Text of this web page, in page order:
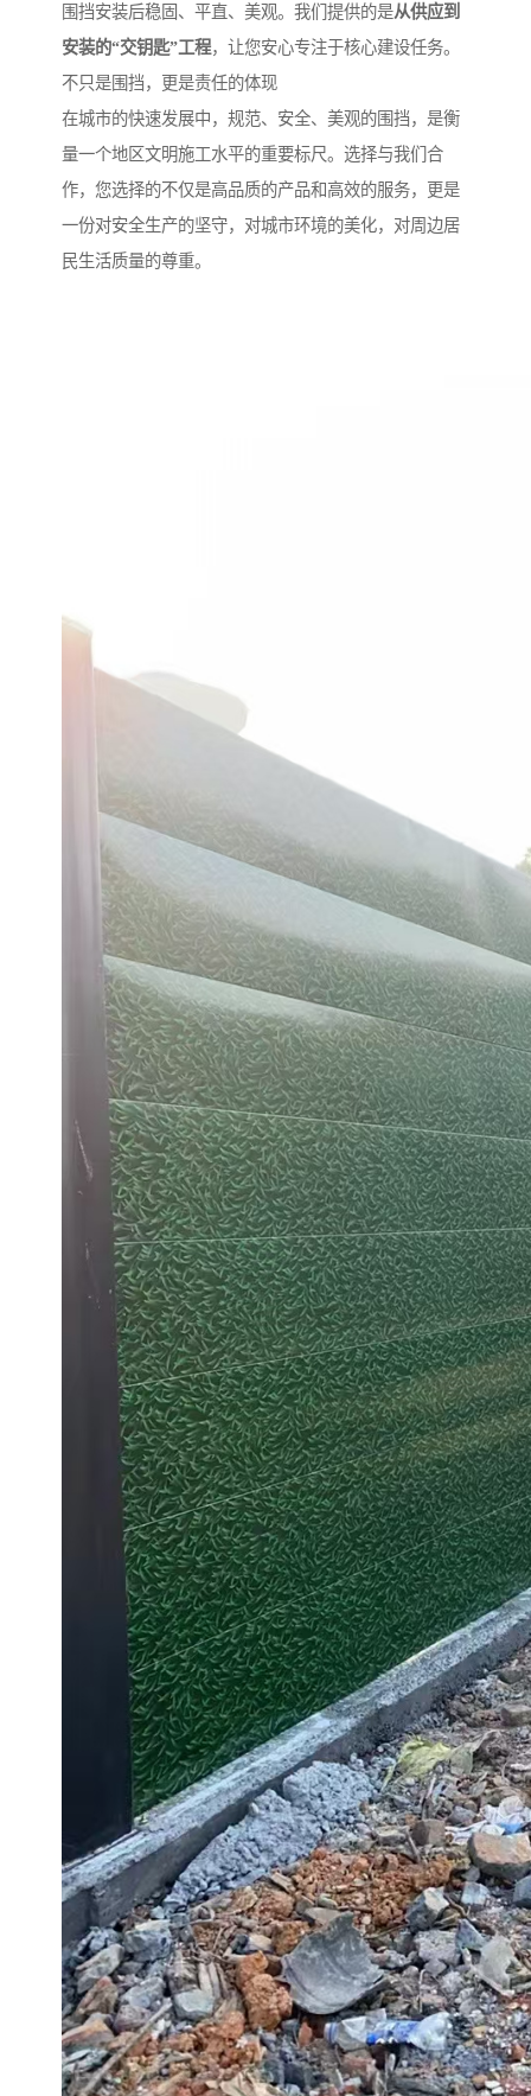
围挡安装后稳固、平直、美观。我们提供的是从供应到
安装的“交钥匙”工程，让您安心专注于核心建设任务。
不只是围挡，更是责任的体现
在城市的快速发展中，规范、安全、美观的围挡，是衡
量一个地区文明施工水平的重要标尺。选择与我们合
作，您选择的不仅是高品质的产品和高效的服务，更是
一份对安全生产的坚守，对城市环境的美化，对周边居
民生活质量的尊重。